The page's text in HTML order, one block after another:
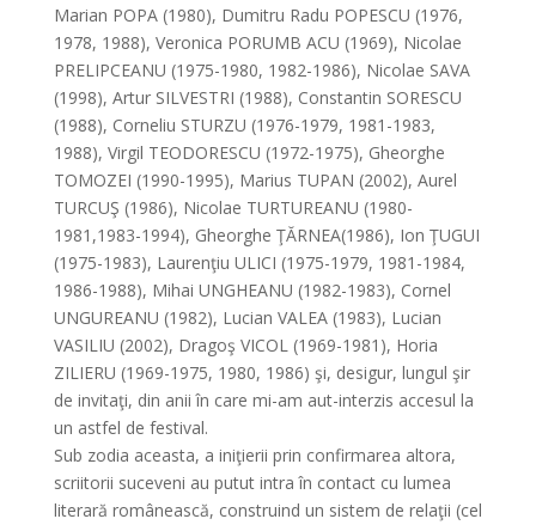
Marian POPA (1980), Dumitru Radu POPESCU (1976,
1978, 1988), Veronica PORUMB ACU (1969), Nicolae
PRELIPCEANU (1975-1980, 1982-1986), Nicolae SAVA
(1998), Artur SILVESTRI (1988), Constantin SORESCU
(1988), Corneliu STURZU (1976-1979, 1981-1983,
1988), Virgil TEODORESCU (1972-1975), Gheorghe
TOMOZEI (1990-1995), Marius TUPAN (2002), Aurel
TURCUŞ (1986), Nicolae TURTUREANU (1980-
1981,1983-1994), Gheorghe ŢĂRNEA(1986), Ion ŢUGUI
(1975-1983), Laurenţiu ULICI (1975-1979, 1981-1984,
1986-1988), Mihai UNGHEANU (1982-1983), Cornel
UNGUREANU (1982), Lucian VALEA (1983), Lucian
VASILIU (2002), Dragoş VICOL (1969-1981), Horia
ZILIERU (1969-1975, 1980, 1986) şi, desigur, lungul şir
de invitaţi, din anii în care mi-am aut-interzis accesul la
un astfel de festival.
Sub zodia aceasta, a iniţierii prin confirmarea altora,
scriitorii suceveni au putut intra în contact cu lumea
literară românească, construind un sistem de relaţii (cel